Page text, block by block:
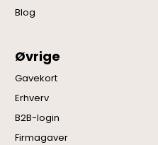
Blog
Øvrige
Gavekort
Erhverv
B2B-login
Firmagaver